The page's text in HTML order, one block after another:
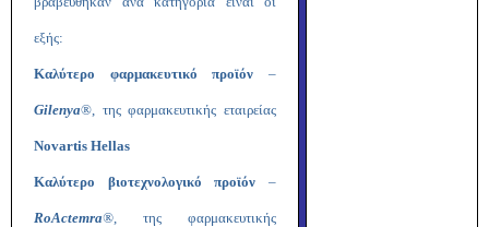
εξής:
Καλύτερο φαρμακευτικό προϊόν –
Gilenya®, της φαρμακευτικής εταιρείας
Novartis Hellas
Καλύτερο βιοτεχνολογικό προϊόν –
RoActemra®, της φαρμακευτικής